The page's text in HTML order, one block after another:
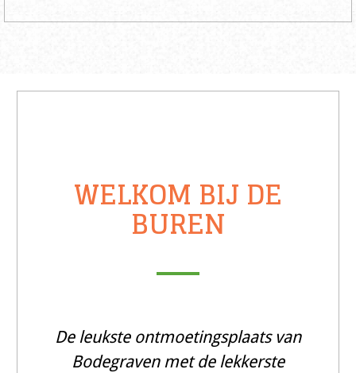
WELKOM BIJ DE
BUREN
De leukste ontmoetingsplaats van
Bodegraven met de lekkerste